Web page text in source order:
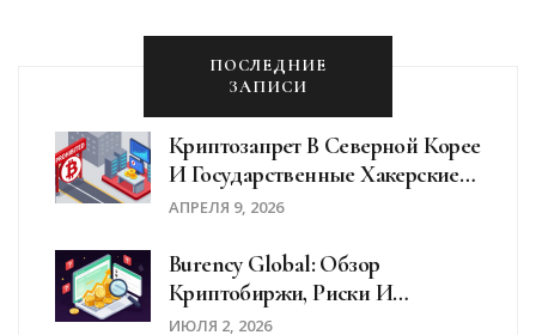
ПОСЛЕДНИЕ
ЗАПИСИ
Криптозапрет В Северной Корее
И Государственные Хакерские
Атаки: Как Пхеньян Обходит
АПРЕЛЯ 9, 2026
Burency Global: Обзор
Криптобиржи, Риски И
Красные Флаги В 2026 Году
ИЮЛЯ 2, 2026